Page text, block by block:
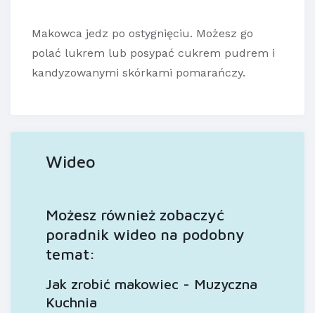
Makowca jedz po ostygnięciu. Możesz go
polać lukrem lub posypać cukrem pudrem i
kandyzowanymi skórkami pomarańczy.
Wideo
Możesz również zobaczyć
poradnik wideo na podobny
temat:
Jak zrobić makowiec - Muzyczna
Kuchnia